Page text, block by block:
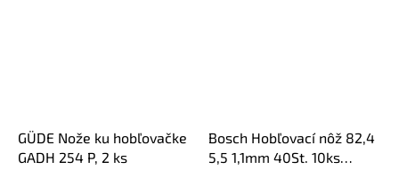
GÜDE Nože ku hobľovačke
GADH 254 P, 2 ks
Bosch Hobľovací nôž 82,4
5,5 1,1mm 40St. 10ks